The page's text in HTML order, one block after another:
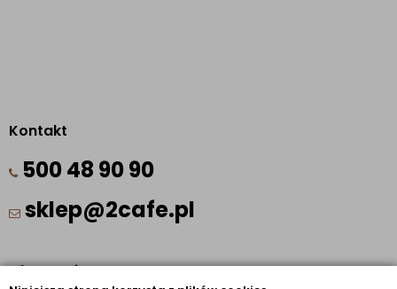
Kontakt
500 48 90 90
sklep@2cafe.pl
Obserwuj nas